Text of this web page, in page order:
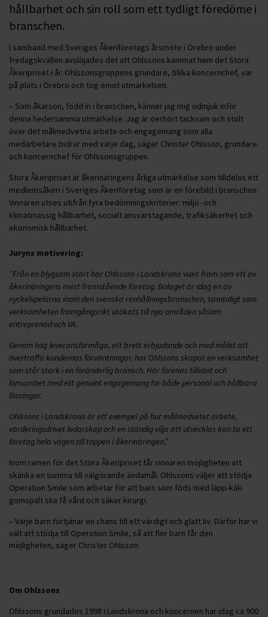
hållbarhet och sin roll som ett tydligt föredöme i
branschen.
I samband med Sveriges Åkeriföretags årsmöte i Örebro under
fredagskvällen avslöjades det att Ohlssons kammat hem det Stora
Åkeripriset i år. Ohlssonsgruppens grundare, tillika koncernchef, var
på plats i Örebro och tog emot utmärkelsen.
– Som åkarson, född in i branschen, känner jag mig ödmjuk inför
denna hedersamma utmärkelse. Jag är oerhört tacksam och stolt
över det målmedvetna arbete och engagemang som alla
medarbetare bidrar med varje dag, säger Christer Ohlsson, grundare
och koncernchef för Ohlssonsgruppen.
Stora Åkeripriset är åkerinäringens årliga utmärkelse som tilldelas ett
medlemsåkeri i Sveriges Åkeriföretag som är en förebild i branschen.
Vinnaren utses utifrån fyra bedömningskriterier: miljö- och
klimatmässig hållbarhet, socialt ansvarstagande, trafiksäkerhet och
ekonomisk hållbarhet.
Juryns motivering:
”Från en blygsam start har Ohlssons i Landskrona vuxit fram som ett av
åkerinäringens mest framstående företag. Bolaget är idag en av
nyckelspelarna inom den svenska renhållningsbranschen, samtidigt som
verksamheten framgångsrikt utökats till nya områden såsom
entreprenad och VA.
Genom hög leveransförmåga, ett brett erbjudande och med målet att
överträffa kundernas förväntningar, har Ohlssons skapat en verksamhet
som står stark i en föränderlig bransch. Här förenas tillväxt och
lönsamhet med ett genuint engagemang för både personal och hållbara
lösningar.
Ohlssons i Landskrona är ett exempel på hur målmedvetet arbete,
värderingsdrivet ledarskap och en ständig vilja att utvecklas kan ta ett
företag hela vägen till toppen i åkerinäringen.”
Inom ramen för det Stora Åkeripriset får vinnaren möjligheten att
skänka en summa till välgörande ändamål. Ohlssons väljer att stödja
Operation Smile som arbetar för att barn som föds med läpp-käk-
gomspalt ska få vård och säker kirurgi.
– Varje barn förtjänar en chans till ett värdigt och glatt liv. Därför har vi
valt att stödja till Operation Smile, så att fler barn får den
möjligheten, säger Christer Ohlsson.
Om Ohlssons
Ohlssons grundades 1998 i Landskrona och koncernen har idag ca 900